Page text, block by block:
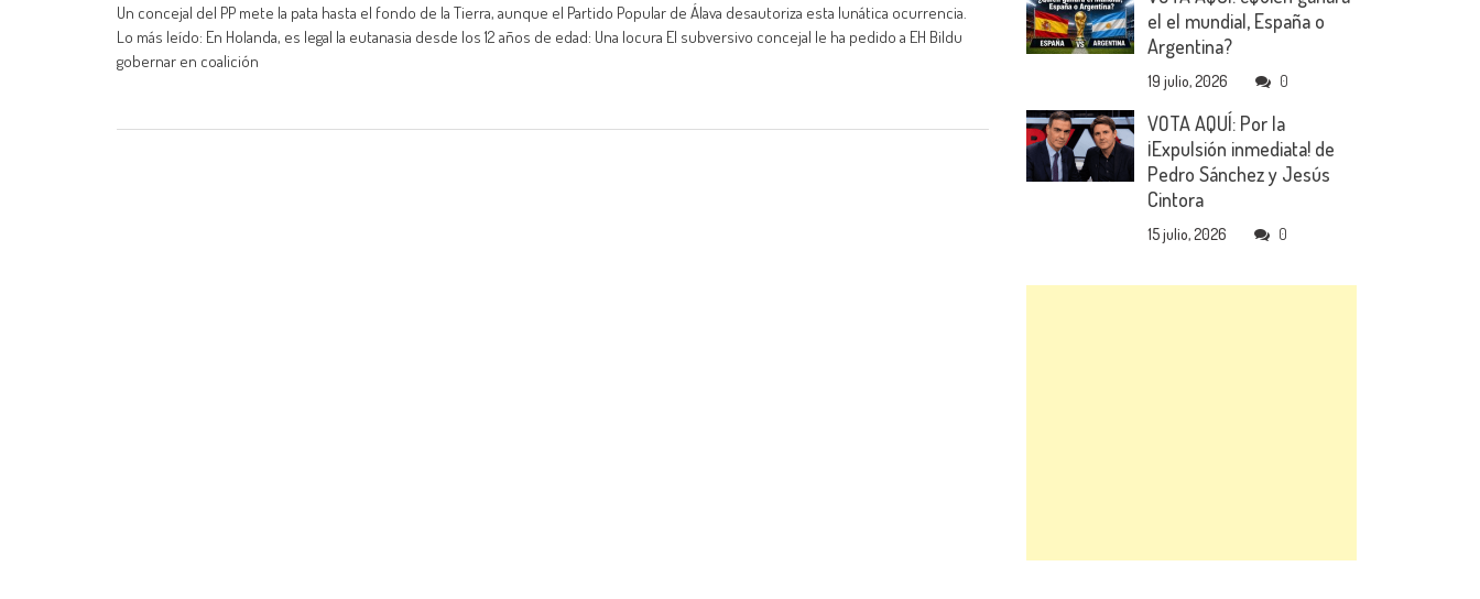
Un concejal del PP mete la pata hasta el fondo de la Tierra, aunque el Partido Popular de Álava desautoriza esta lunática ocurrencia.
Lo más leído: En Holanda, es legal la eutanasia desde los 12 años de edad: Una locura El subversivo concejal le ha pedido a EH Bildu
gobernar en coalición
el el mundial, España o
Argentina?
19 julio, 2026 0
VOTA AQUÍ: Por la
¡Expulsión inmediata! de
Pedro Sánchez y Jesús
Cintora
15 julio, 2026 0